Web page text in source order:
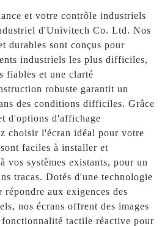
et votre contrôle industriels
d'Univitech Co. Ltd. Nos
durables sont conçus pour
industriels les plus difficiles,
fiables et une clarté
robuste garantit un
des conditions difficiles. Grâce
d'options d'affichage
choisir l'écran idéal pour votre
faciles à installer et
vos systèmes existants, pour un
tracas. Dotés d'une technologie
aux exigences des
nos écrans offrent des images
fonctionnalité tactile réactive pour